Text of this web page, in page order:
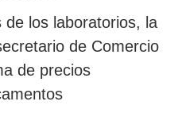
los laboratorios, la
de Comercio
de precios